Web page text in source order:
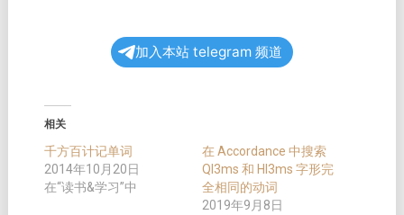
加入本站 telegram 频道
相关
千方百计记单词
2014年10月20日
在“读书&学习”中
在 Accordance 中搜索
QI3ms 和 HI3ms 字形完
全相同的动词
2019年9月8日